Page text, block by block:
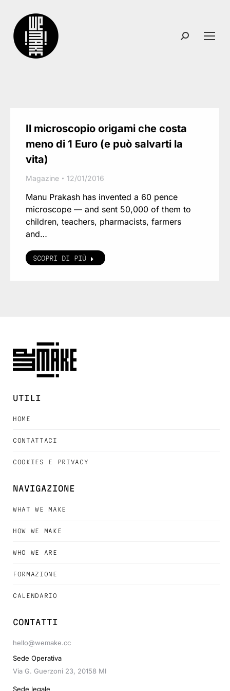
Search:
Il microscopio origami che costa
meno di 1 Euro (e può salvarti la
vita)
Magazine 12/01/2016
Manu Prakash has invented a 60 pence
microscope — and sent 50,000 of them to
children, teachers, pharmacists, farmers
and…
SCOPRI DI PIÙ
UTILI
HOME
CONTATTACI
COOKIES E PRIVACY
NAVIGAZIONE
WHAT WE MAKE
HOW WE MAKE
WHO WE ARE
FORMAZIONE
CALENDARIO
CONTATTI
hello@wemake.cc
Sede Operativa
Via G. Guerzoni 23, 20158 MI
Sede legale